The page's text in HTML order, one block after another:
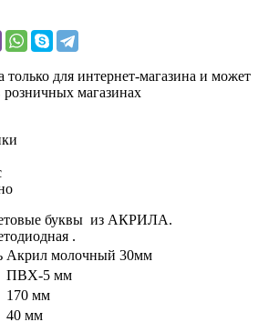
только для интернет-магазина и может
розничных магазинах
буквы из АКРИЛА.
.
Акрил молочный 30мм
ПВХ-5 мм
170 мм
40 мм